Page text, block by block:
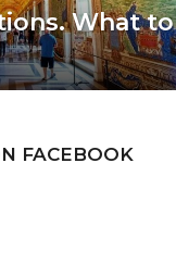
What to
FACEBOOK